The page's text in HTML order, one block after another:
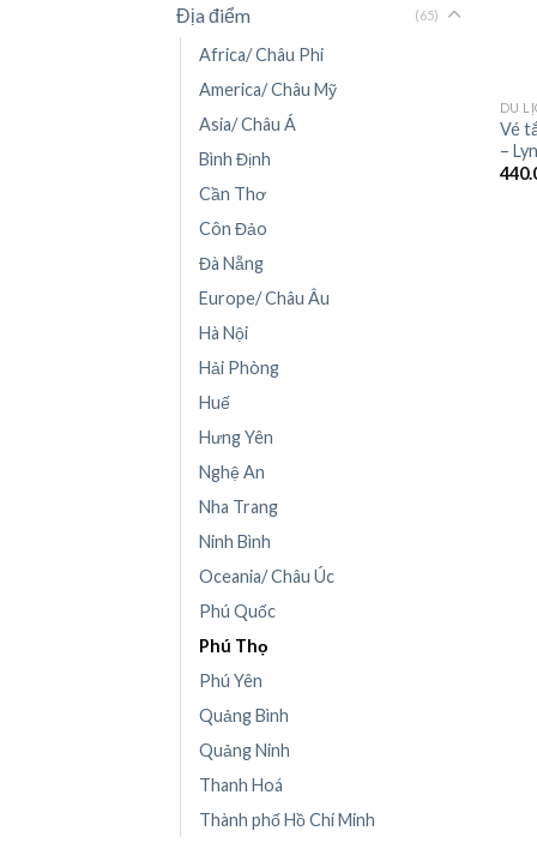
Địa điểm (65)
Africa/ Châu Phi
America/ Châu Mỹ
Asia/ Châu Á
Bình Định
Cần Thơ
Côn Đảo
Đà Nẵng
Europe/ Châu Âu
Hà Nội
Hải Phòng
Huế
Hưng Yên
Nghệ An
Nha Trang
Ninh Bình
Oceania/ Châu Úc
Phú Quốc
Phú Thọ
Phú Yên
Quảng Bình
Quảng Ninh
Thanh Hoá
Thành phố Hồ Chí Minh
DU
Vé
–